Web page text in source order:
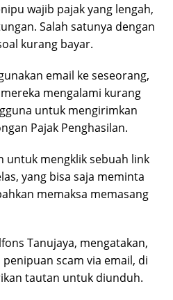
wajib pajak yang lengah,
Salah satunya dengan
kurang bayar.
email ke seseorang,
mengalami kurang
untuk mengirimkan
Pajak Penghasilan.
untuk mengklik sebuah link
yang bisa saja meminta
memaksa memasang
Tanujaya, mengatakan,
scam via email, di
tautan untuk diunduh.